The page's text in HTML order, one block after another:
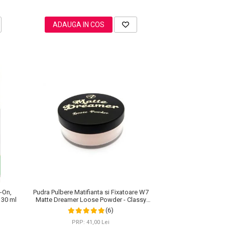
ADAUGA IN COS
ml
Pudra Pulbere Matifianta si Fixatoare W7
Matte Dreamer Loose Powder - Classy
Cameo, 20g(6)
PRP: 41,00 Lei